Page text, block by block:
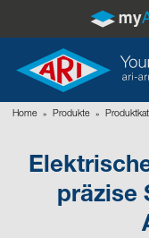
Home » Produkte »
präzise